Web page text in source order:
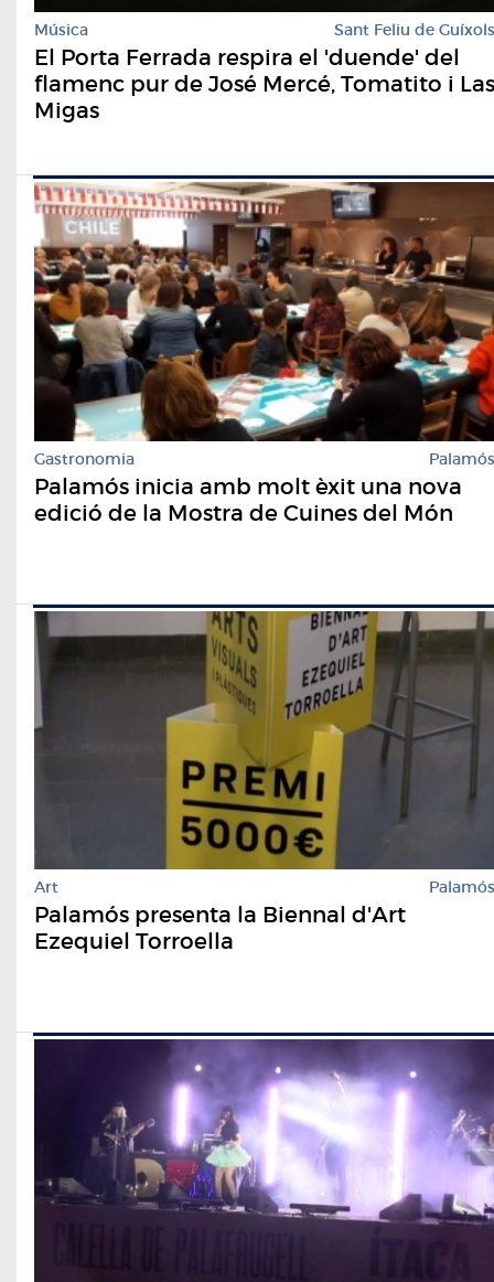
Música Sant Feliu de Guíxols
El Porta Ferrada respira el 'duende' del
flamenc pur de José Mercé, Tomatito i Las
Migas
Gastronomia Palamós
Palamós inicia amb molt èxit una nova
edició de la Mostra de Cuines del Món
Art Palamós
Palamós presenta la Biennal d'Art
Ezequiel Torroella